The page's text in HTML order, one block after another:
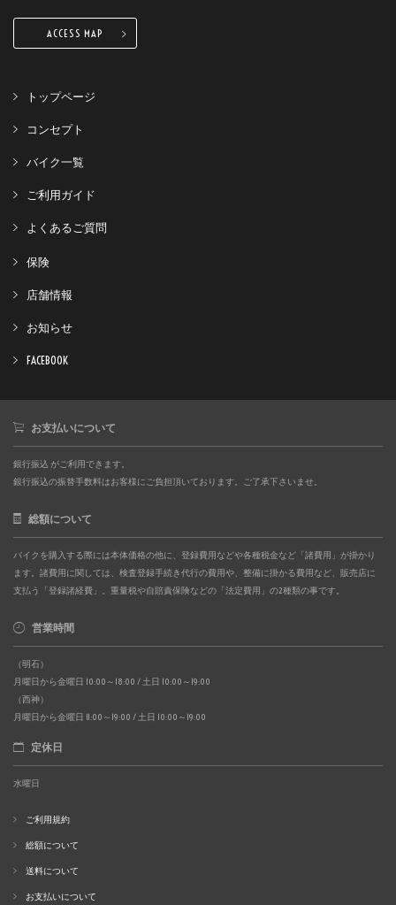
ACCESS MAP
トップページ
コンセプト
バイク一覧
ご利用ガイド
よくあるご質問
保険
店舗情報
お知らせ
FACEBOOK
お支払いについて
銀行振込 がご利用できます。
銀行振込の振替手数料はお客様にご負担頂いております。ご了承下さいませ。
総額について
バイクを購入する際には本体価格の他に、登録費用などや各種税金など「諸費用」が掛かり
ます。諸費用に関しては、検査登録手続き代行の費用や、整備に掛かる費用など、販売店に
支払う「登録諸経費」。重量税や自賠責保険などの「法定費用」の2種類の事です。
営業時間
（明石）
月曜日から金曜日 10:00～18:00 / 土日 10:00～19:00
（西神）
月曜日から金曜日 11:00～19:00 / 土日 10:00～19:00
定休日
水曜日
ご利用規約
総額について
送料について
お支払いについて